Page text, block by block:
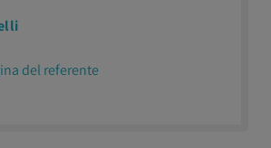
del referente